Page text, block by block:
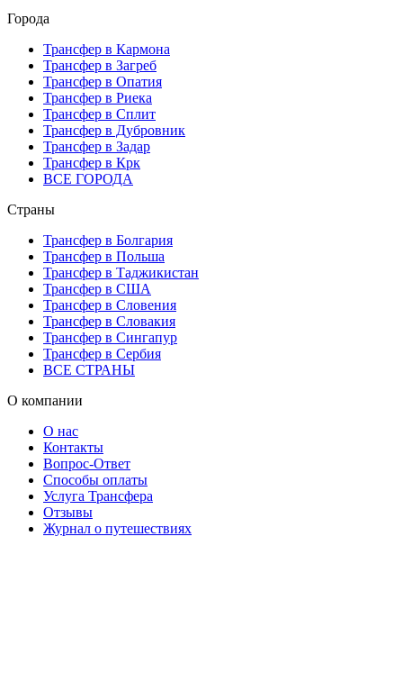
Города
Трансфер в Кармона
Трансфер в Загреб
Трансфер в Опатия
Трансфер в Риека
Трансфер в Сплит
Трансфер в Дубровник
Трансфер в Задар
Трансфер в Крк
ВСЕ ГОРОДА
Страны
Трансфер в Болгария
Трансфер в Польша
Трансфер в Таджикистан
Трансфер в США
Трансфер в Словения
Трансфер в Словакия
Трансфер в Сингапур
Трансфер в Сербия
ВСЕ СТРАНЫ
О компании
О нас
Контакты
Вопрос-Ответ
Способы оплаты
Услуга Трансфера
Отзывы
Журнал о путешествиях